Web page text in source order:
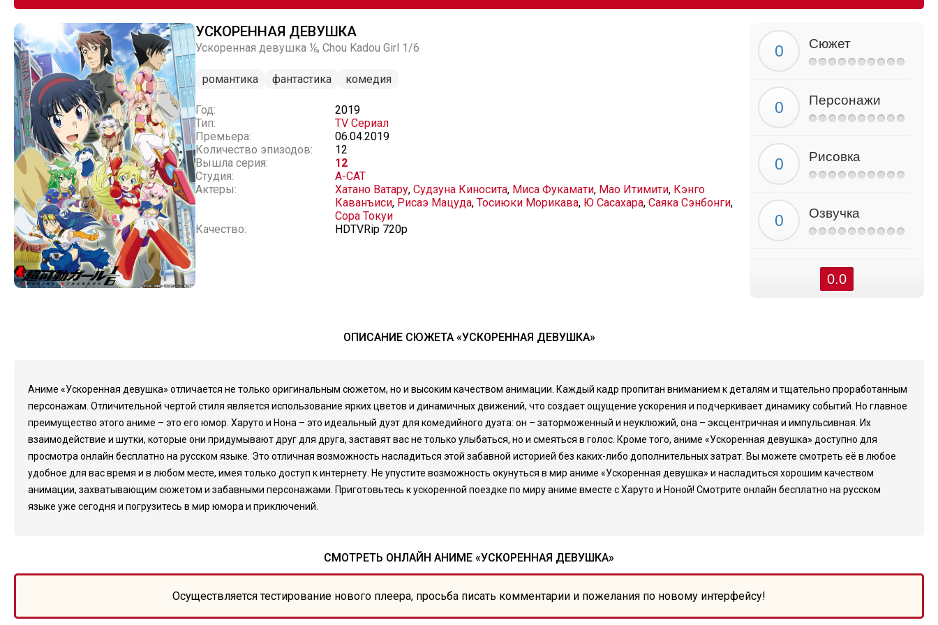
УСКОРЕННАЯ ДЕВУШКА
Ускоренная девушка ⅙, Chou Kadou Girl 1/6
романтика фантастика комедия
Год:
2019
Тип:
TV Сериал
Премьера:
06.04.2019
Количество эпизодов:
12
Вышла серия:
12
Студия:
A-CAT
Актеры:
Хатано Ватару, Судзуна Киносита, Миса Фукамати, Мао Итимити, Кэнго
Каванъиси, Рисаэ Мацуда, Тосиюки Морикава, Ю Сасахара, Саяка Сэнбонги,
Сора Токуи
Качество:
HDTVRip 720p
Сюжет
Персонажи
Рисовка
Озвучка
0.0
ОПИСАНИЕ СЮЖЕТА «УСКОРЕННАЯ ДЕВУШКА»
Аниме «Ускоренная девушка» отличается не только оригинальным сюжетом, но и высоким качеством анимации. Каждый кадр пропитан вниманием к деталям и тщательно проработанным
персонажам. Отличительной чертой стиля является использование ярких цветов и динамичных движений, что создает ощущение ускорения и подчеркивает динамику событий. Но главное
преимущество этого аниме – это его юмор. Харуто и Нона – это идеальный дуэт для комедийного дуэта: он – заторможенный и неуклюжий, она – эксцентричная и импульсивная. Их
взаимодействие и шутки, которые они придумывают друг для друга, заставят вас не только улыбаться, но и смеяться в голос. Кроме того, аниме «Ускоренная девушка» доступно для
просмотра онлайн бесплатно на русском языке. Это отличная возможность насладиться этой забавной историей без каких-либо дополнительных затрат. Вы можете смотреть её в любое
удобное для вас время и в любом месте, имея только доступ к интернету. Не упустите возможность окунуться в мир аниме «Ускоренная девушка» и насладиться хорошим качеством
анимации, захватывающим сюжетом и забавными персонажами. Приготовьтесь к ускоренной поездке по миру аниме вместе с Харуто и Ноной! Смотрите онлайн бесплатно на русском
языке уже сегодня и погрузитесь в мир юмора и приключений.
СМОТРЕТЬ ОНЛАЙН АНИМЕ «УСКОРЕННАЯ ДЕВУШКА»
Осуществляется тестирование нового плеера, просьба писать комментарии и пожелания по новому интерфейсу!